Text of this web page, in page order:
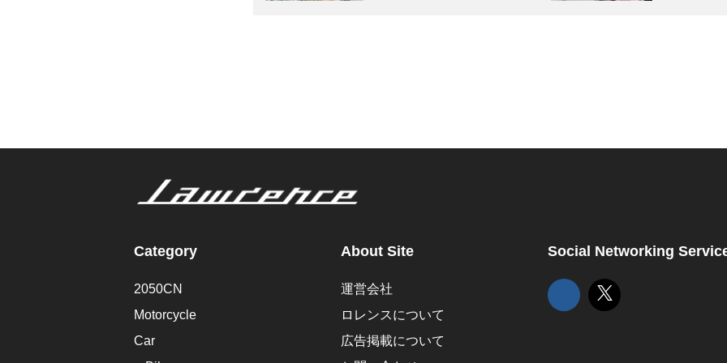
Category
2050CN
Motorcycle
Car
About Site
運営会社
ロレンスについて
広告掲載について
Social Networking